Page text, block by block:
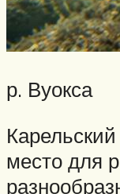
р. Вуокса
место для